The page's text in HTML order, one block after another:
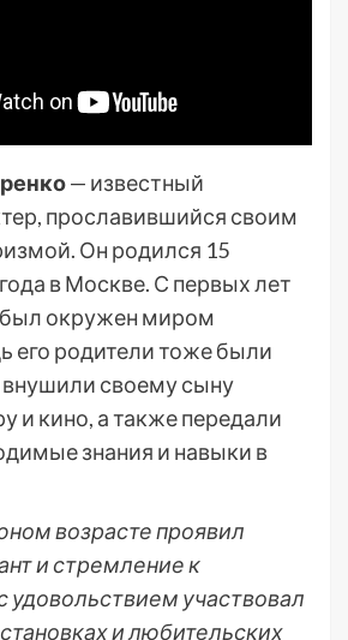
— известный
прославившийся своим
Он родился 15
в Москве. С первых лет
окружен миром
его родители тоже были
своему сыну
и кино, а также передали
знания и навыки в
возрасте проявил
и стремление к
удовольствием участвовал
и любительских